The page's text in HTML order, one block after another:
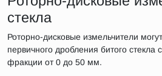
стекла
Роторно-дисковые измельчители
первичного дробления битого
фракции от 0 до 50 мм.